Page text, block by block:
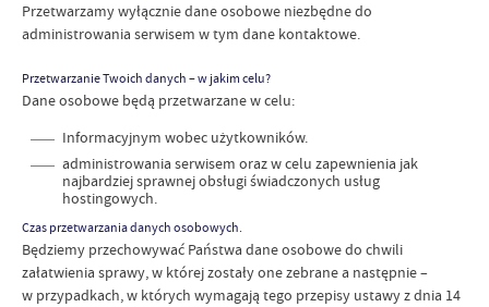
Przetwarzamy wyłącznie dane osobowe niezbędne do
administrowania serwisem w tym dane kontaktowe.
Przetwarzanie Twoich danych – w jakim celu?
Dane osobowe będą przetwarzane w celu:
Informacyjnym wobec użytkowników.
administrowania serwisem oraz w celu zapewnienia jak
najbardziej sprawnej obsługi świadczonych usług
hostingowych.
Czas przetwarzania danych osobowych.
Będziemy przechowywać Państwa dane osobowe do chwili
załatwienia sprawy, w której zostały one zebrane a następnie –
w przypadkach, w których wymagają tego przepisy ustawy z dnia 14